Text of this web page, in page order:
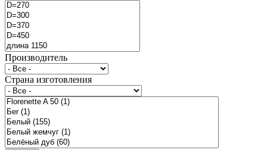
Производитель
Страна изготовления